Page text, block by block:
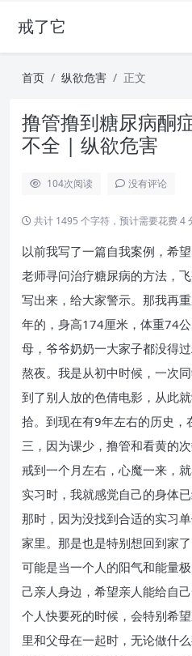
戒了它
首页 纵欲危害 正文
撸管撸到糖尿病酮
不全 | 纵欲危害
104次阅读 没有评论
共计 1495 个字符，预计需要花费 4
以前我写了一篇自我案例，希
老师寻问治疗糖尿病的方法，
写出来，给大家警示。那我再
年的，身高174厘米，体重74
母，爷爷奶奶一大家子都没得
熬夜。我是从初中时候，一次
到了别人放的色倩电影，从此
拾。到现在有9年左右的历史
三，因为课少，撸管和看黄的
戒到一个月左右，心魔一来，
实习时，我就感觉自己的身体
那时，因为没找到合适的实习
家里。那是也是特别想回到家
可能是当一个人的阳气和能量
己亲人身边，希望亲人能给自
个人快要死的时候，会特别希
里和父母在一起时，无论做什